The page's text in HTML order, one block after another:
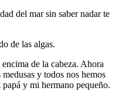
del mar sin saber nadar te
de las algas.
de la cabeza. Ahora
y todos nos hemos
y mi hermano pequeño.